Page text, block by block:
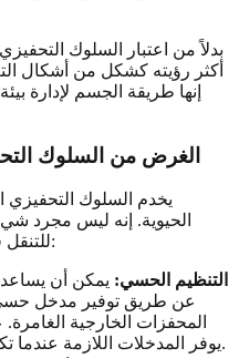
بدلاً من اعتبار السلوك
أكثر رؤيته كشكل من أشكال
إنها طريقة الجسم لإدارة
الغرض من السلوك
يخدم السلوك
الحيوية. إنه ليس مجرد
للتنقل في العالم. الأغراض الرئيسية تشمل:
التنظيم الحسي: يمكن أن يساعد
عن طريق توفير مدخل حسي
المحفزات الخارجية
يوفر المدخلات اللازمة عندما تكون البيئة غير محفزة بما يكفي.